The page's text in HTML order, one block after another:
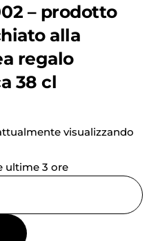
– prodotto
alla
regalo
38 cl
visualizzando
ultime 3 ore